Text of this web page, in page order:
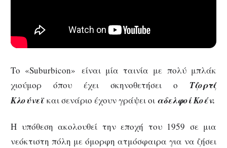
Το «Suburbicon» είναι μία ταινία με πολύ μπλάκ
χιούμορ όπου έχει σκηνοθετήσει ο Τζορτζ
Κλούνεϊκαι σενάριο έχουν γράψει οι αδελφοί Κοέν.
Η υπόθεση ακολουθεί την εποχή του 1959 σε μια
νεόκτιστη πόλη με όμορφη ατμόσφαιρα για να ζήσει